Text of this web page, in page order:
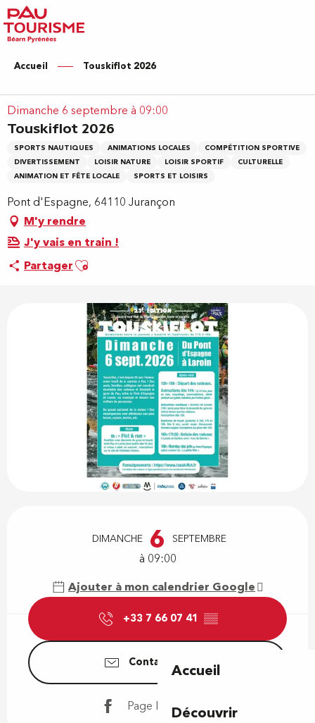
Aller
au
contenu
principal
Accueil
Découvrir
Accueil Touskiflot 2026
Dimanche 6 septembre à 09:00
Touskiflot 2026
SPORTS NAUTIQUES ANIMATIONS LOCALES
COMPÉTITION SPORTIVE
DIVERTISSEMENT
LOISIR NATURE LOISIR SPORTIF
CULTURELLE
ANIMATION ET FÊTE LOCALE
SPORTS ET LOISIRS
Pont d'Espagne, 64110 Jurançon
M'y rendre
J'y vais en train !
PartagerAjouter aux favoris
DIMANCHE 6 SEPTEMBRE
à 09:00
Ajouter à mon calendrier Google
+33 7 66 07 41 ▒▒
Contactez-nous
Page Facebook